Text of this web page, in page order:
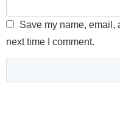
Save my name, email,
next time I comment.